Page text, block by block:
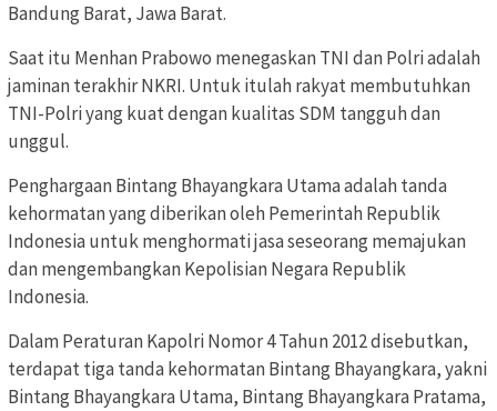
Bandung Barat, Jawa Barat.
Saat itu Menhan Prabowo menegaskan TNI dan Polri adalah
jaminan terakhir NKRI. Untuk itulah rakyat membutuhkan
TNI-Polri yang kuat dengan kualitas SDM tangguh dan
unggul.
Penghargaan Bintang Bhayangkara Utama adalah tanda
kehormatan yang diberikan oleh Pemerintah Republik
Indonesia untuk menghormati jasa seseorang memajukan
dan mengembangkan Kepolisian Negara Republik
Indonesia.
Dalam Peraturan Kapolri Nomor 4 Tahun 2012 disebutkan,
terdapat tiga tanda kehormatan Bintang Bhayangkara, yakni
Bintang Bhayangkara Utama, Bintang Bhayangkara Pratama,